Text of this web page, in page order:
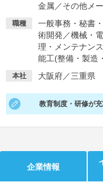
イベントを探す
就活ノウハウ・サ
就活支援
就活ノウハウが満載！
就活ニュースペー
金属 ／その他メ
職種 一般事務・秘書
術開発 ／機械・
理・メンテナンス
能工(整備・製造
本社 大阪府／三重県
教育制度・研修が
企業情報